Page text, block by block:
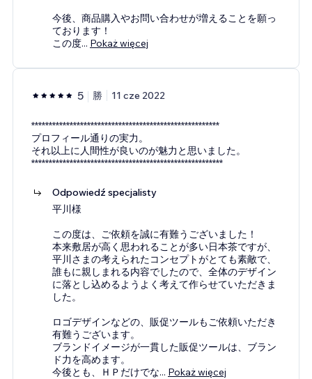
今後、商品購入やお問い合わせが増えることを願っ
ております！
この度... Pokaż więcej
5 勝 11 cze 2022
******************************************************
プロフィール通りの実力。
それ以上に人間性が良いのが魅力と思いました。
*******************************************************
Odpowiedź specjalisty
平川様
この度は、ご依頼を誠に有難うございました！
本来敷居が高く思われることが多い日本茶ですが、
平川さまの考えられたコンセプトがとても素敵で、
誰もに親しまれる内容でしたので、全体のデザイン
に落とし込めるようよく考えて作らせていただきま
した。
ロゴデザインなどの、販促ツールもご依頼いただき
有難うございます。
ブランドイメージが一貫した販促ツールは、ブラン
ド力を高めます。
今後とも、ＨＰだけでな... Pokaż więcej